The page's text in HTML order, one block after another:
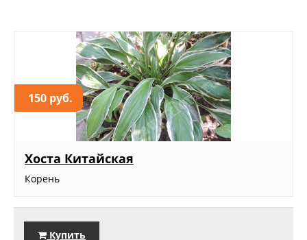
150 руб.
Хоста Китайская
Корень
Купить